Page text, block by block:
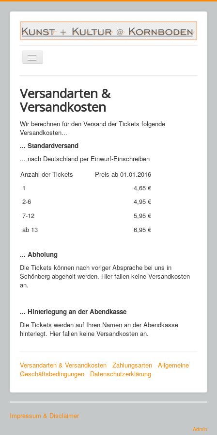
Navigation
an/aus
Veranstaltungen
Archiv
Saalplan
Kornboden
Kontakt
Versandarten &
Versandkosten
Wir berechnen für den Versand der Tickets folgende
Versandkosten...
... Standardversand
... nach Deutschland per Einwurf-Einschreiben
Anzahl der Tickets
Preis ab 01.01.2016
1
4,65 €
2-6
4,95 €
7-12
5,95 €
ab 13
6,95 €
... Abholung
Die Tickets können nach voriger Absprache bei uns in
Schönberg abgeholt werden. Hier fallen keine Versandkosten
an.
... Hinterlegung an der Abendkasse
Die Tickets werden auf Ihren Namen an der Abendkasse
hinterlegt. Hier fallen keine Versandkosten an.
Versandarten & Versandkosten Zahlungsarten
Allgemeine
Geschäftsbedingungen
Datenschutzerklärung
Impressum & Disclaimer
Admin